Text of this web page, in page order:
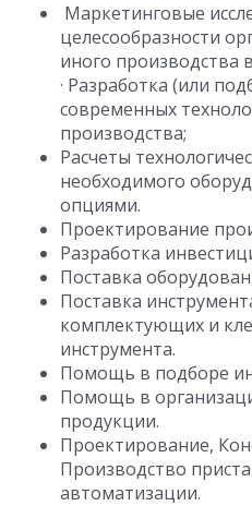
Маркетинговые
целесообразности
иного производства
· Разработка (или
современных
производства;
Расчеты
необходимого
опциями.
Проектирование
Разработка
Поставка
Поставка
комплектующих и
инструмента.
Помощь в подборе
Помощь в
продукции.
Проектирование,
Производство
автоматизации.